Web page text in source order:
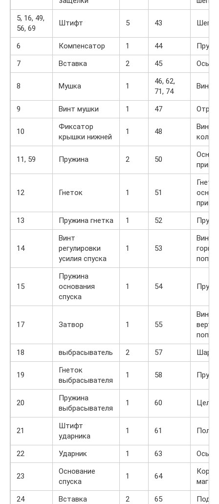
5, 16, 49,
56, 69
Штифт 5 43
6 Компенсатор 1 44
7
Вставка 2 45 Ось
8 Мушка 1
46, 62,
71, 74
Винт
9 Винт мушки 1 47
10
Фиксатор
крышки нижней
1 48
Винт
11, 59 Пружина 2 50
12 Гнеток 1 51
13
Пружина гнетка 1 52
14
Винт
регулировки
усилия спуска
1 53
Винт
15
Пружина
основания
спуска
1 54
17 Затвор 1 55
Винт
18
выбрасыватель 2 57 Шарик
19
Гнеток
выбрасывателя
1 58
20
Пружина
выбрасывателя
1 60 Целик
21
Штифт
ударника
1 61
22 Ударник 1 63 Ось
23
Основание
спуска
1 64
24
Вставка 2 65